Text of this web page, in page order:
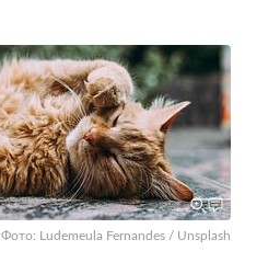
Фото: Ludemeula Fernandes / Unsplash